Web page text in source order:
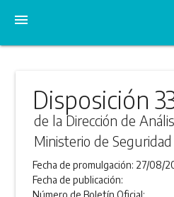
menu
Disposición
de la Dirección de
Ministerio de Seguridad
Fecha de promulgación: 27/08/
Fecha de publicación: